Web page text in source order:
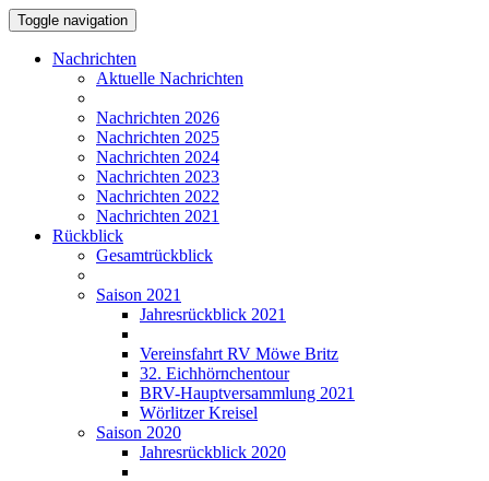
Toggle navigation
Nachrichten
Aktuelle Nachrichten
Nachrichten 2026
Nachrichten 2025
Nachrichten 2024
Nachrichten 2023
Nachrichten 2022
Nachrichten 2021
Rückblick
Gesamtrückblick
Saison 2021
Jahresrückblick 2021
Vereinsfahrt RV Möwe Britz
32. Eichhörnchentour
BRV-Hauptversammlung 2021
Wörlitzer Kreisel
Saison 2020
Jahresrückblick 2020